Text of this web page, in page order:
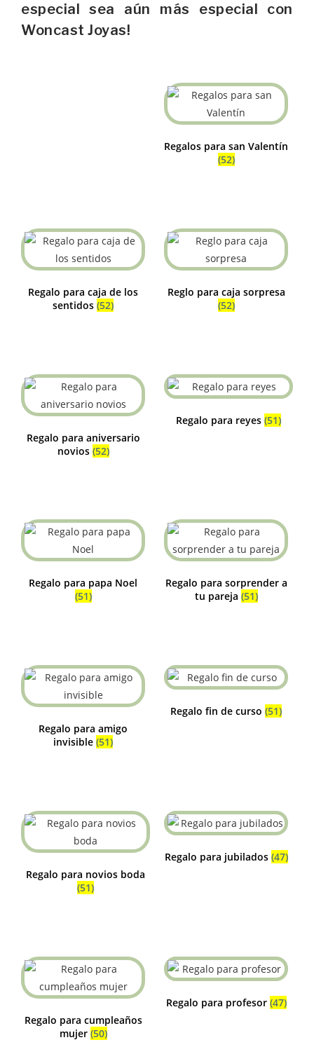
especial sea aún más especial con
Woncast Joyas!
Regalos para san Valentín
(52)
Regalo para caja de los
sentidos (52)
Reglo para caja sorpresa
(52)
Regalo para aniversario
novios (52)
Regalo para reyes (51)
Regalo para papa Noel
(51)
Regalo para sorprender a
tu pareja (51)
Regalo para amigo
invisible (51)
Regalo fin de curso (51)
Regalo para novios boda
(51)
Regalo para jubilados (47)
Regalo para cumpleaños
mujer (50)
Regalo para profesor (47)